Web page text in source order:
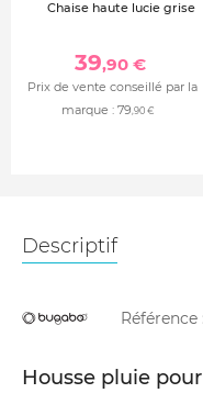
Chaise haute lucie grise
39,90 €
Prix de vente conseillé par la
marque : 79,90 €
Descriptif
Référence :
Housse pluie